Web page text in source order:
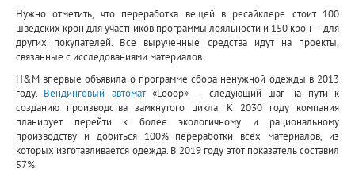
Нужно отметить, что переработка вещей в ресайклере стоит 100
шведских крон для участников программы лояльности и 150 крон — для
других покупателей. Все вырученные средства идут на проекты,
связанные с исследованиями материалов.
H&M впервые объявила о программе сбора ненужной одежды в 2013
году. Вендинговый автомат«Looop» — следующий шаг на пути к
созданию производства замкнутого цикла. К 2030 году компания
планирует перейти к более экологичному и рациональному
производству и добиться 100% переработки всех материалов, из
которых изготавливается одежда. В 2019 году этот показатель составил
57%.